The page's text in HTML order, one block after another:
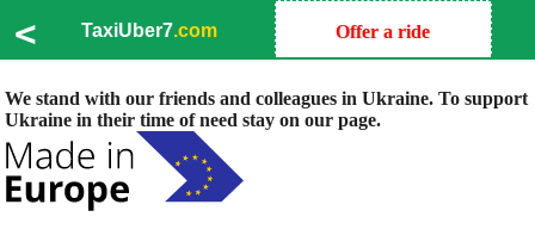
< TaxiUber7.com Offer a ride
We stand with our friends and colleagues in Ukraine. To support
Ukraine in their time of need stay on our page.